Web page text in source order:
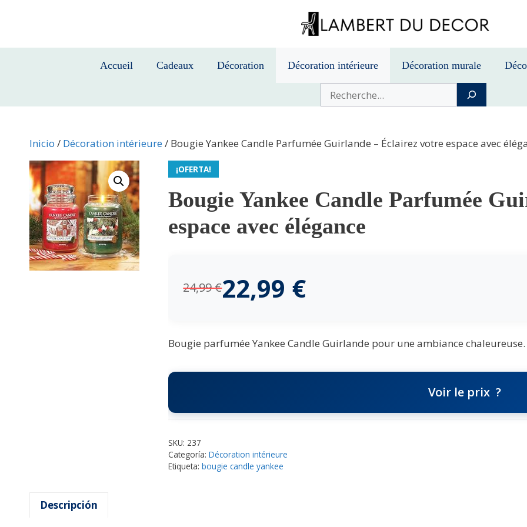
Accueil Cadeaux Décoration Décoration intérieure Décoration murale
Buscar
Inicio / Décoration intérieure/ Bougie Yankee Candle Parfumée Guirlande – Éclairez votre espace avec
¡OFERTA!
Bougie Yankee Candle Parfumée
espace avec élégance
24,99€22,99 €
Bougie parfumée Yankee Candle Guirlande pour une ambiance chaleureuse.
Voir le prix
SKU: 237
Categoría:Décoration intérieure
Etiqueta:bougie candle yankee
Descripción